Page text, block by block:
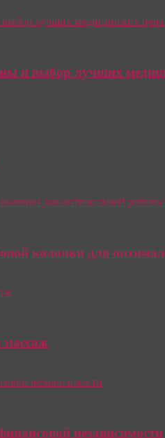
и выбор лучших
колонки для
массаж
независимости